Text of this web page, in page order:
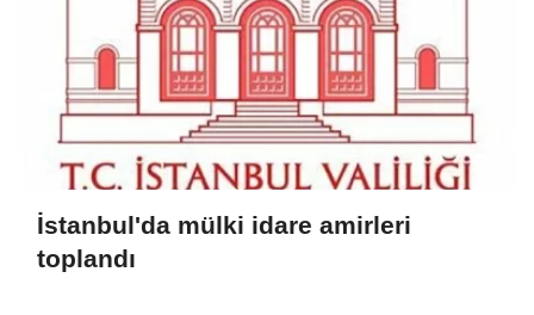
İstanbul'da mülki idare amirleri
toplandı